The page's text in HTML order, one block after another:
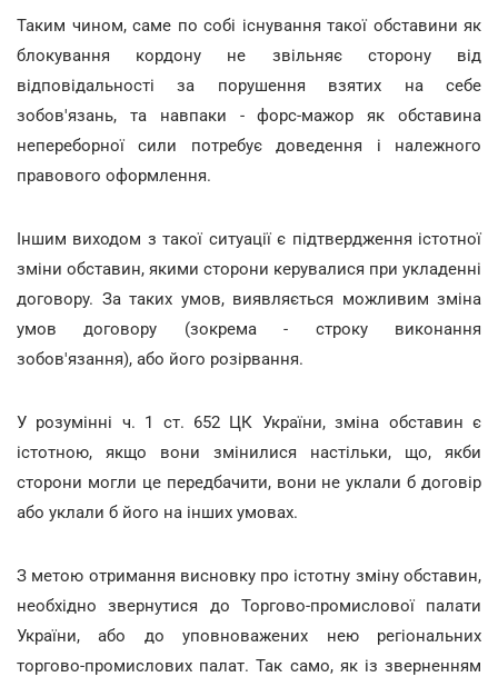
Таким чином, саме по собі існування такої обставини як
блокування кордону не звільняє сторону від
відповідальності за порушення взятих на себе
зобов'язань, та навпаки - форс-мажор як обставина
непереборної сили потребує доведення і належного
правового оформлення.
Іншим виходом з такої ситуації є підтвердження істотної
зміни обставин, якими сторони керувалися при укладенні
договору. За таких умов, виявляється можливим зміна
умов договору (зокрема - строку виконання
зобов'язання), або його розірвання.
У розумінні ч. 1 ст. 652 ЦК України, зміна обставин є
істотною, якщо вони змінилися настільки, що, якби
сторони могли це передбачити, вони не уклали б договір
або уклали б його на інших умовах.
З метою отримання висновку про істотну зміну обставин,
необхідно звернутися до Торгово-промислової палати
України, або до уповноважених нею регіональних
торгово-промислових палат. Так само, як із зверненням